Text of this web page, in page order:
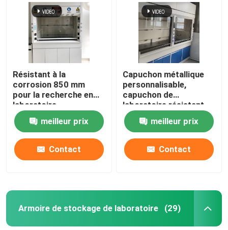
Résistant à la
corrosion 850 mm
pour la recherche en
laboratoire
meilleur prix
Contact
Capuchon métallique
personnalisable,
capuchon de
laboratoire résistant
aux produits chimiques
standard ISOmeilleur prix
Contact
Armoire de stockage de laboratoire (29)